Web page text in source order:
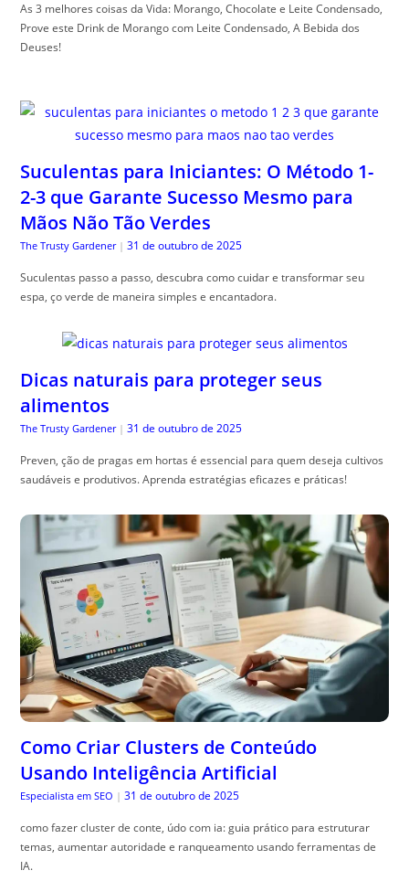
As 3 melhores coisas da Vida: Morango, Chocolate e Leite Condensado,
Prove este Drink de Morango com Leite Condensado, A Bebida dos
Deuses!
Suculentas para Iniciantes: O Método 1-
2-3 que Garante Sucesso Mesmo para
Mãos Não Tão Verdes
The Trusty Gardener | 31 de outubro de 2025
Suculentas passo a passo, descubra como cuidar e transformar seu
espa, ço verde de maneira simples e encantadora.
Dicas naturais para proteger seus
alimentos
The Trusty Gardener | 31 de outubro de 2025
Preven, ção de pragas em hortas é essencial para quem deseja cultivos
saudáveis e produtivos. Aprenda estratégias eficazes e práticas!
Como Criar Clusters de Conteúdo
Usando Inteligência Artificial
Especialista em SEO | 31 de outubro de 2025
como fazer cluster de conte, údo com ia: guia prático para estruturar
temas, aumentar autoridade e ranqueamento usando ferramentas de
IA.